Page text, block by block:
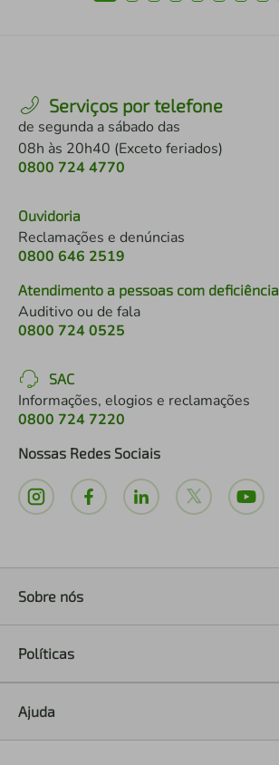
Serviços por telefone
de segunda a sábado das
08h às 20h40 (Exceto feriados)
0800 724 4770
Ouvidoria
Reclamações e denúncias
0800 646 2519
Atendimento a pessoas com deficiência
Auditivo ou de fala
0800 724 0525
SAC
Informações, elogios e reclamações
0800 724 7220
Nossas Redes Sociais
Sobre nós
Políticas
Ajuda